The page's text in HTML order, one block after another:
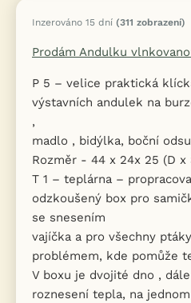
Inzerováno 15 dní (311 zobrazení)
Prodám Andulku
P 5 – velice praktická
výstavních andulek na
,
madlo , bidýlka, boční
Rozměr - 44 x 24x 25 (D x
T 1 – teplárna –
odzkoušený box pro
se snesením
vajíčka a pro všechny
problémem, kde pomůže
V boxu je dvojité dno ,
roznesení tepla, na